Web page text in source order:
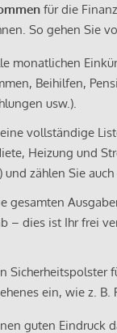
für die
So gehen Sie
monatlichen
Beihilfen,
usw.).
vollständige
Heizung und
und zählen Sie auch
gesamten
– dies ist Ihr frei
Sicherheitspolster
ein, wie z. B.
guten Eindruck